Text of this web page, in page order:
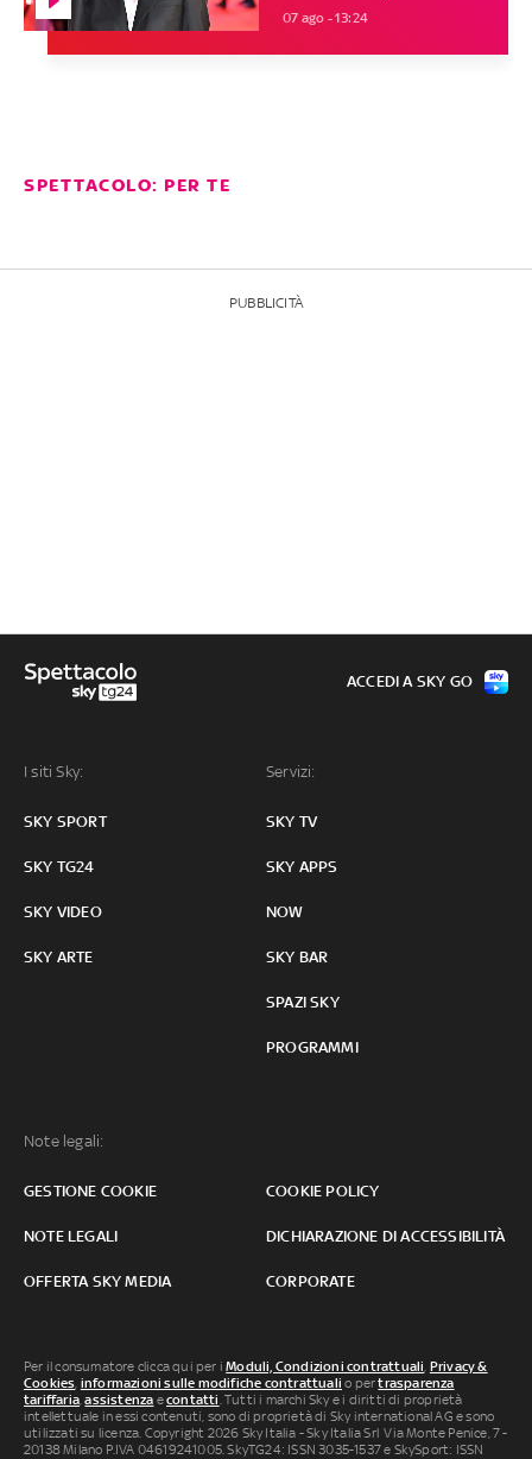
07 ago - 13:24
SPETTACOLO: PER TE
PUBBLICITÀ
I siti Sky:
SKY SPORT
SKY TG24
SKY VIDEO
SKY ARTE
Servizi:
SKY TV
SKY APPS
NOW
SKY BAR
SPAZI SKY
PROGRAMMI
Note legali:
GESTIONE COOKIE COOKIE POLICY
NOTE LEGALI DICHIARAZIONE DI ACCESSIBILITÀ
OFFERTA SKY MEDIA CORPORATE
ACCEDI A SKY GO
Per il consumatore clicca qui per iModuli, Condizioni contrattuali Privacy &
Cookies informazioni sulle modifiche contrattuali o pertrasparenza
tariffaria ,assistenza econtatti . Tutti i marchi Sky e i diritti di proprietà
intellettuale in essi contenuti, sono di proprietà di Sky international AG e sono
utilizzati su licenza. Copyright 2026 Sky Italia - Sky Italia Srl Via Monte Penice, 7 -
20138 Milano P.IVA 04619241005. SkyTG24: ISSN 3035-1537 e SkySport: ISSN